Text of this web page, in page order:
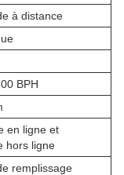
à distance
BPH
en ligne et
hors ligne
remplissage